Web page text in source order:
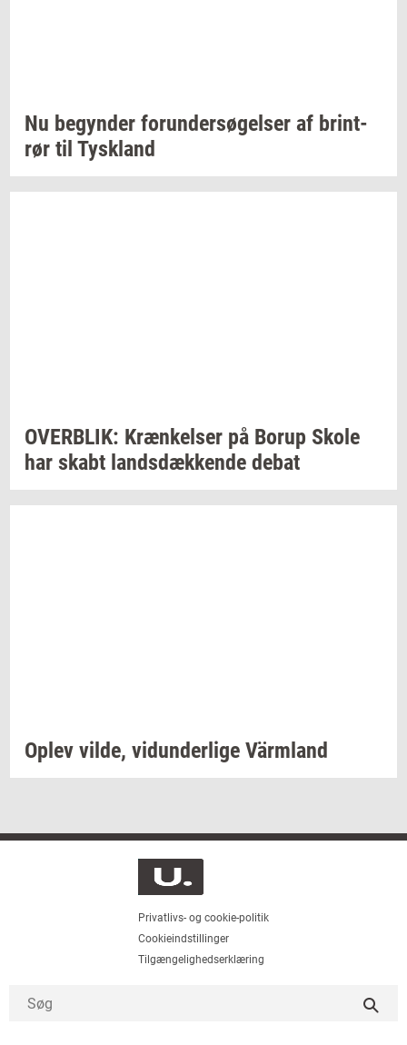
Nu be­gyn­der forun­der­sø­gel­ser af brin­t­
rør til Tys­kland
OVER­BLIK: Kræn­kel­ser på Borup Skole
har skabt lands­dæk­ken­de debat
Oplev vilde, vi­dun­der­li­ge Värmland
Privatlivs- og cookie-politik
Cookieindstillinger
Tilgængelighedserklæring